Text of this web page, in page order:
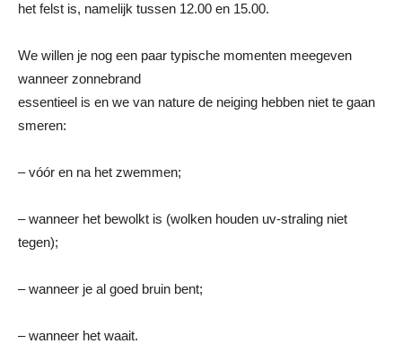
het felst is, namelijk tussen 12.00 en 15.00.
We willen je nog een paar typische momenten meegeven
wanneer zonnebrand
essentieel is en we van nature de neiging hebben niet te gaan
smeren:
– vóór en na het zwemmen;
– wanneer het bewolkt is (wolken houden uv-straling niet
tegen);
– wanneer je al goed bruin bent;
– wanneer het waait.